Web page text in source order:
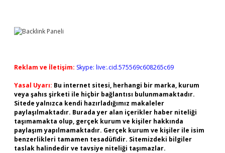
Reklam ve İletişim: Skype: live:.cid.575569c608265c69
Yasal Uyarı: Bu internet sitesi, herhangi bir marka, kurum
veya şahıs şirketi ile hiçbir bağlantısı bulunmamaktadır.
Sitede yalnızca kendi hazırladığımız makaleler
paylaşılmaktadır. Burada yer alan içerikler haber niteliği
taşımamakta olup, gerçek kurum ve kişiler hakkında
paylaşım yapılmamaktadır. Gerçek kurum ve kişiler ile isim
benzerlikleri tamamen tesadüfidir. Sitemizdeki bilgiler
taslak halindedir ve tavsiye niteliği taşımazlar.